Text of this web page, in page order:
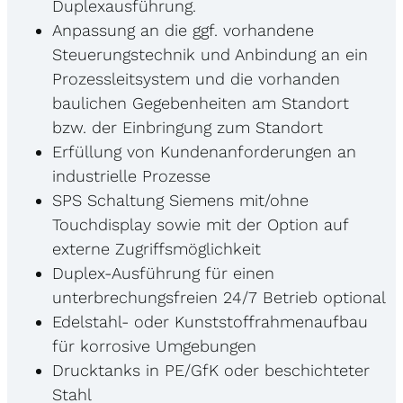
Duplexausführung.
Anpassung an die ggf. vorhandene
Steuerungstechnik und Anbindung an ein
Prozessleitsystem und die vorhanden
baulichen Gegebenheiten am Standort
bzw. der Einbringung zum Standort
Erfüllung von Kundenanforderungen an
industrielle Prozesse
SPS Schaltung Siemens mit/ohne
Touchdisplay sowie mit der Option auf
externe Zugriffsmöglichkeit
Duplex-Ausführung für einen
unterbrechungsfreien 24/7 Betrieb optional
Edelstahl- oder Kunststoffrahmenaufbau
für korrosive Umgebungen
Drucktanks in PE/GfK oder beschichteter
Stahl